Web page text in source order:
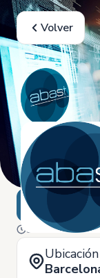
Volver
9 de Octubre
Ubicación